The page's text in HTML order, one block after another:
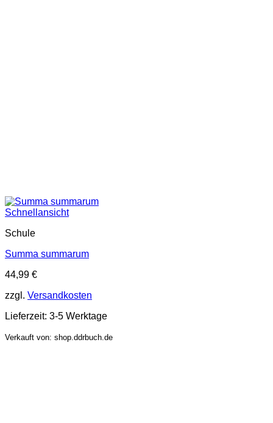
Schnellansicht
Schule
Summa summarum
44,99 €
zzgl. Versandkosten
Lieferzeit: 3-5 Werktage
Verkauft von: shop.ddrbuch.de